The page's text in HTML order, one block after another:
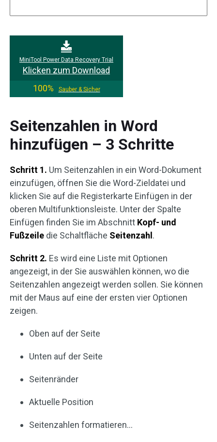
MiniTool Power Data Recovery Trial
Klicken zum Download
100%
Sauber & Sicher
Seitenzahlen in Word
hinzufügen – 3 Schritte
Schritt 1. Um Seitenzahlen in ein Word-Dokument
einzufügen, öffnen Sie die Word-Zieldatei und
klicken Sie auf die Registerkarte Einfügen in der
oberen Multifunktionsleiste. Unter der Spalte
Einfügen finden Sie im Abschnitt Kopf- und
Fußzeile die Schaltfläche Seitenzahl .
Schritt 2. Es wird eine Liste mit Optionen
angezeigt, in der Sie auswählen können, wo die
Seitenzahlen angezeigt werden sollen. Sie können
mit der Maus auf eine der ersten vier Optionen
zeigen.
Oben auf der Seite
Unten auf der Seite
Seitenränder
Aktuelle Position
Seitenzahlen formatieren…